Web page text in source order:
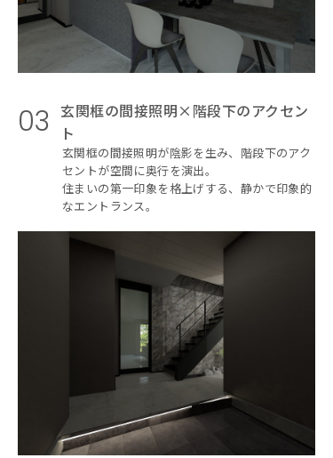
03
玄関框の間接照明×階段下のアクセン
ト
玄関框の間接照明が陰影を生み、階段下のアク
セントが空間に奥行を演出。
住まいの第一印象を格上げする、静かで印象的
なエントランス。